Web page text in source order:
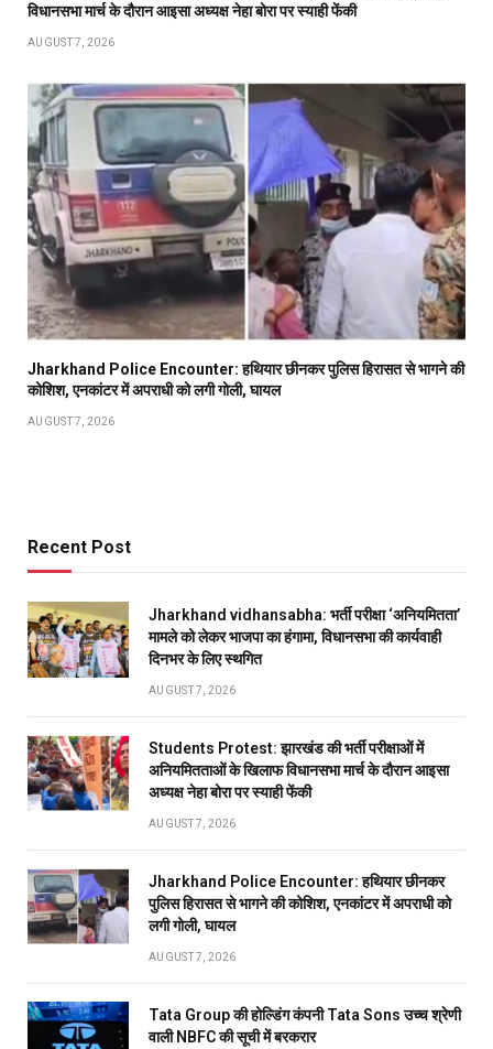
विधानसभा मार्च के दौरान आइसा अध्यक्ष नेहा बोरा पर स्याही फेंकी
AUGUST 7, 2026
Jharkhand Police Encounter: हथियार छीनकर पुलिस हिरासत से भागने की
कोशिश, एनकांटर में अपराधी को लगी गोली, घायल
AUGUST 7, 2026
Recent Post
Jharkhand vidhansabha: भर्ती परीक्षा ‘अनियमितता’
मामले को लेकर भाजपा का हंगामा, विधानसभा की कार्यवाही
दिनभर के लिए स्थगित
AUGUST 7, 2026
Students Protest: झारखंड की भर्ती परीक्षाओं में
अनियमितताओं के खिलाफ विधानसभा मार्च के दौरान आइसा
अध्यक्ष नेहा बोरा पर स्याही फेंकी
AUGUST 7, 2026
Jharkhand Police Encounter: हथियार छीनकर
पुलिस हिरासत से भागने की कोशिश, एनकांटर में अपराधी को
लगी गोली, घायल
AUGUST 7, 2026
Tata Group की होल्डिंग कंपनी Tata Sons उच्च श्रेणी
वाली NBFC की सूची में बरकरार